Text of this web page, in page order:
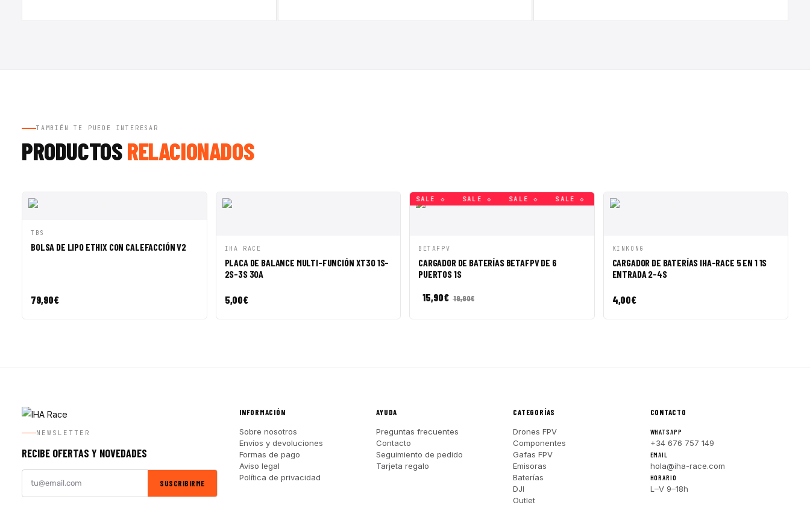
TAMBIÉN TE PUEDE INTERESAR
PRODUCTOSRELACIONADOS
VISTA RÁPIDA
TBS
BOLSA DE LIPO ETHIX CON CALEFACCIÓN V2
79,90€
VISTA RÁPIDA
IHA RACE
PLACA DE BALANCE MULTI-FUNCIÓN XT30 1S-
2S-3S 30A
5,00€
SALE ◇ SALE ◇ SALE ◇ SALE ◇ SALE ◇ SALE ◇
VISTA RÁPIDA
BETAFPV
CARGADOR DE BATERÍAS BETAFPV DE 6
PUERTOS 1S
15,90€ 19,90€
VISTA RÁPIDA
KINKONG
CARGADOR DE BATERÍAS IHA-RACE 5 EN 1 1S
ENTRADA 2-4S
4,00€
NEWSLETTER
RECIBE OFERTAS Y NOVEDADES
SUSCRIBIRME
INFORMACIÓN
Sobre nosotros
Envíos y devoluciones
Formas de pago
Aviso legal
Política de privacidad
AYUDA
Preguntas frecuentes
Contacto
Seguimiento de pedido
Tarjeta regalo
CATEGORÍAS
Drones FPV
Componentes
Gafas FPV
Emisoras
Baterías
DJI
Outlet
CONTACTO
WHATSAPP
+34 676 757 149
EMAIL
hola@iha-race.com
HORARIO
L–V 9–18h